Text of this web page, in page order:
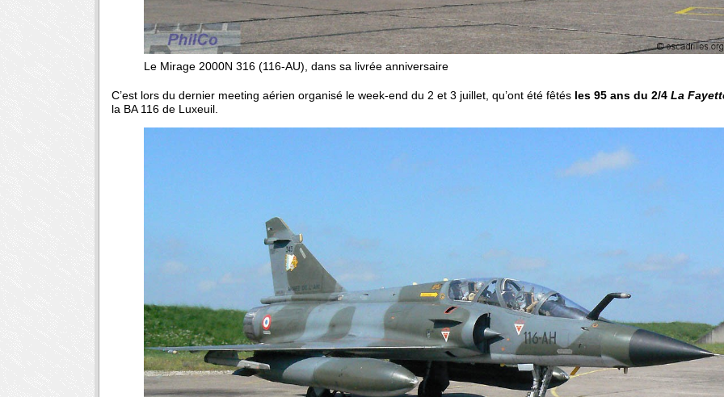
Le Mirage 2000N 316 (116-AU), dans sa livrée anniversaire
C’est lors du dernier meeting aérien organisé le week-end du 2 et 3 juillet, qu’ont été fêtés les 95 ans du 2/4 La
la BA 116 de Luxeuil.